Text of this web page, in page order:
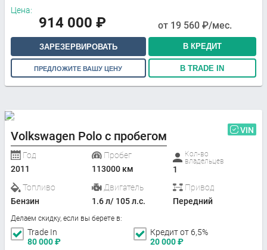
Цена:
914 000 ₽ от 19 560 ₽/мес.
ЗАРЕЗЕРВИРОВАТЬ В КРЕДИТ
ПРЕДЛОЖИТЕ ВАШУ ЦЕНУ В TRADE IN
Volkswagen Polo с пробегом VIN
Год
2011
Пробег
113000 км
Кол-во
владельцев
1
Топливо
Бензин
Двигатель
1.6 л/ 105 л.с.
Привод
Передний
Делаем скидку, если вы берете в:
Trade In
80 000₽
Кредит от 6,5%
20 000₽